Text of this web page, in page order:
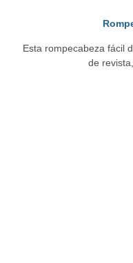
Esta rompecabeza fácil
de